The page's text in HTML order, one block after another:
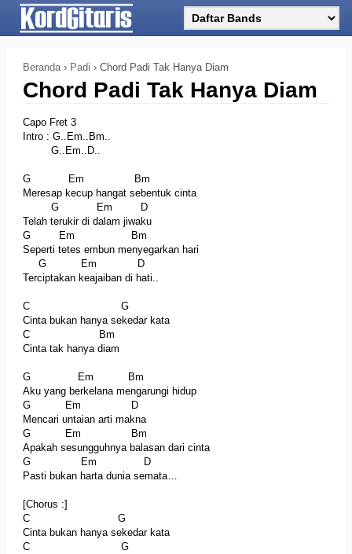
Beranda › Padi › Chord Padi Tak Hanya Diam
Chord Padi Tak Hanya Diam
Capo Fret 3
Intro : G..Em..Bm..
G..Em..D..
G Em Bm
Meresap kecup hangat sebentuk cinta
G Em D
Telah terukir di dalam jiwaku
G Em Bm
Seperti tetes embun menyegarkan hari
G Em D
Terciptakan keajaiban di hati..
C G
Cinta bukan hanya sekedar kata
C Bm
Cinta tak hanya diam
G Em Bm
Aku yang berkelana mengarungi hidup
G Em D
Mencari untaian arti makna
G Em Bm
Apakah sesungguhnya balasan dari cinta
G Em D
Pasti bukan harta dunia semata…
[Chorus :]
C G
Cinta bukan hanya sekedar kata
C G